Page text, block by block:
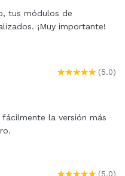
tus módulos de
¡Muy importante!
(5.0)
la versión más
(5.0)